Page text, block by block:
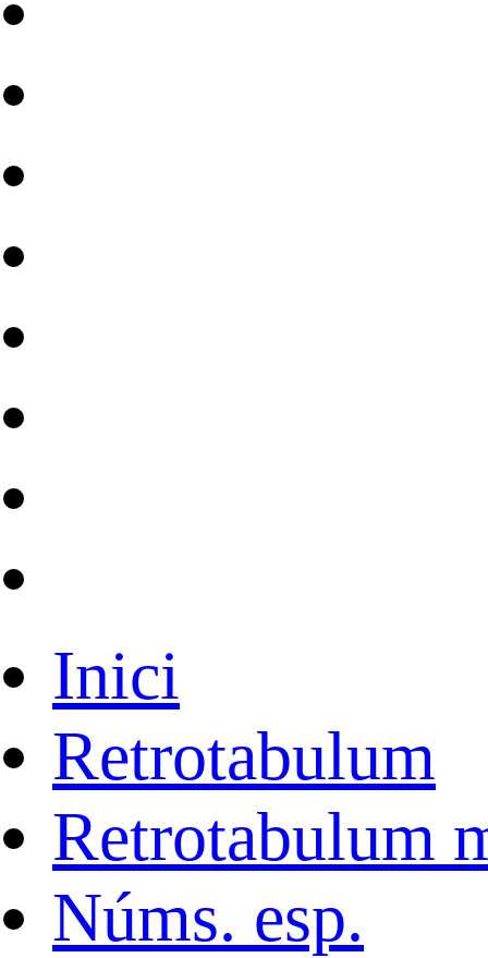
Inici
Retrotabulum
Retrotabulum
Núms. esp.